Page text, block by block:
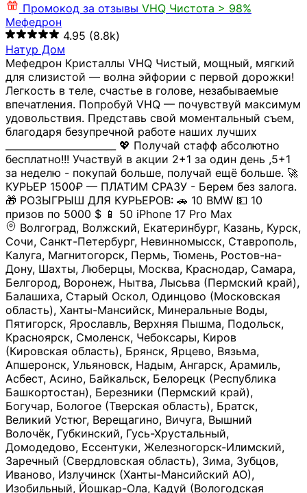
Промокод за отзывы VHQ Чистота > 98%
Мефедрон
4.95 (8.8k)
Натур Дом
Мефедрон Кристаллы VHQ Чистый, мощный, мягкий
для слизистой — волна эйфории с первой дорожки!
Легкость в теле, счастье в голове, незабываемые
впечатления. Попробуй VHQ — почувствуй максимум
удовольствия. Представь свой моментальный съем,
благодаря безупречной работе наших лучших
_______________________ 💖 Получай стафф абсолютно
бесплатно!!! Участвуй в акции 2+1 за один день ,5+1
за неделю - покупай больше, получай ещё больше. 🚀
КУРЬЕР 1500₽ — ПЛАТИМ СРАЗУ - Берем без залога.
🎁 РОЗЫГРЫШ ДЛЯ КУРЬЕРОВ: 🚗 10 BMW 💵 10
призов по 5000 $ 📱 50 iPhone 17 Pro Max
Волгоград, Волжский, Екатеринбург, Казань, Курск,
Сочи, Санкт-Петербург, Невинномысск, Ставрополь,
Калуга, Магнитогорск, Пермь, Тюмень, Ростов-на-
Дону, Шахты, Люберцы, Москва, Краснодар, Самара,
Белгород, Воронеж, Нытва, Лысьва (Пермский край),
Балашиха, Старый Оскол, Одинцово (Московская
область), Ханты-Мансийск, Минеральные Воды,
Пятигорск, Ярославль, Верхняя Пышма, Подольск,
Красноярск, Смоленск, Чебоксары, Киров
(Кировская область), Брянск, Ярцево, Вязьма,
Апшеронск, Ульяновск, Надым, Ангарск, Арамиль,
Асбест, Асино, Байкальск, Белорецк (Республика
Башкортостан), Березники (Пермский край),
Богучар, Бологое (Тверская область), Братск,
Великий Устюг, Верещагино, Вичуга, Вышний
Волочёк, Губкинский, Гусь-Хрустальный,
Домодедово, Ессентуки, Железногорск-Илимский,
Заречный (Свердловская область), Зима, Зубцов,
Иваново, Излучинск (Ханты-Мансийский АО),
Изобильный, Йошкар-Ола, Кадуй (Вологодская